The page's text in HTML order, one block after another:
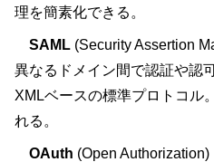
理を簡素化できる。
SAML (Security Assertion
異なるドメイン間で認証や認
XMLベースの標準プロトコル
れる。
OAuth (Open Authorization)